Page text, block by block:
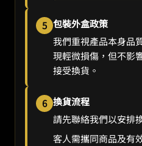
5 包裝外盒政策
我們重視產品本身品
現輕微損傷，但不影
接受換貨。
6 換貨流程
請先聯絡我們以安排
客人需攜同商品及有